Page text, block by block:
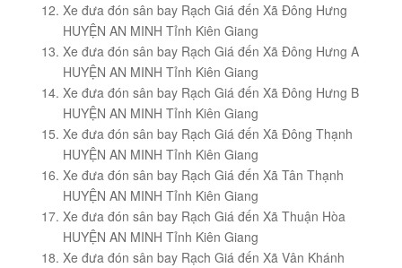
Xe đưa đón sân bay Rạch Giá đến Xã Đông Hưng
HUYỆN AN MINH Tỉnh Kiên Giang
Xe đưa đón sân bay Rạch Giá đến Xã Đông Hưng A
HUYỆN AN MINH Tỉnh Kiên Giang
Xe đưa đón sân bay Rạch Giá đến Xã Đông Hưng B
HUYỆN AN MINH Tỉnh Kiên Giang
Xe đưa đón sân bay Rạch Giá đến Xã Đông Thạnh
HUYỆN AN MINH Tỉnh Kiên Giang
Xe đưa đón sân bay Rạch Giá đến Xã Tân Thạnh
HUYỆN AN MINH Tỉnh Kiên Giang
Xe đưa đón sân bay Rạch Giá đến Xã Thuận Hòa
HUYỆN AN MINH Tỉnh Kiên Giang
Xe đưa đón sân bay Rạch Giá đến Xã Vân Khánh